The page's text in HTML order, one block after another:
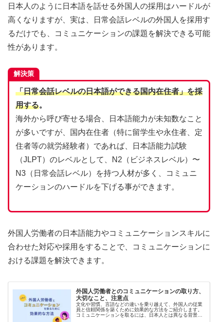
日本人のように日本語を話せる外国人の採用はハードルが
高くなりますが、実は、日常会話レベルの外国人を採用す
るだけでも、コミュニケーションの課題を解決できる可能
性があります。
解決策
「日常会話レベルの日本語ができる国内在住者」を採
用する。
海外から呼び寄せる場合、日本語能力が未知数なこと
が多いですが、国内在住者（特に留学生や永住者、定
住者等の就労経験者）であれば、日本語能力試験
（JLPT）のレベルとして、N2（ビジネスレベル）〜
N3（日常会話レベル）を持つ人材が多く、コミュニ
ケーションのハードルを下げる事ができます。
外国人労働者の日本語能力やコミュニケーションスキルに
合わせた対応や採用をすることで、コミュニケーションに
おける課題を解決できます。
外国人労働者とのコミュニケーションの取り方、
大切なこと、注意点
文化や習慣、言語などの違いを乗り越えて、外国人の従業
員と信頼関係を築くために効果的な方法をご紹介します。
コミュニケーションを取るには、日本人とは異なる背景を